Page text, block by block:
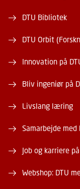
DTU Bibliotek
DTU Orbit
Innovation på
Bliv ingeniør på
Livslang læring
Samarbejde med
Job og karriere
Webshop: DTU